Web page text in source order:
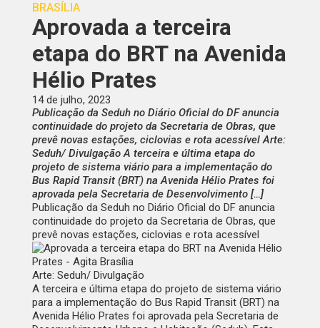
BRASÍLIA
Aprovada a terceira
etapa do BRT na Avenida
Hélio Prates
14 de julho, 2023
Publicação da Seduh no Diário Oficial do DF anuncia
continuidade do projeto da Secretaria de Obras, que
prevê novas estações, ciclovias e rota acessível Arte:
Seduh/ Divulgação A terceira e última etapa do
projeto de sistema viário para a implementação do
Bus Rapid Transit (BRT) na Avenida Hélio Prates foi
aprovada pela Secretaria de Desenvolvimento […]
Publicação da Seduh no Diário Oficial do DF anuncia
continuidade do projeto da Secretaria de Obras, que
prevê novas estações, ciclovias e rota acessível
Arte: Seduh/ Divulgação
A terceira e última etapa do projeto de sistema viário
para a implementação do Bus Rapid Transit (BRT) na
Avenida Hélio Prates foi aprovada pela Secretaria de